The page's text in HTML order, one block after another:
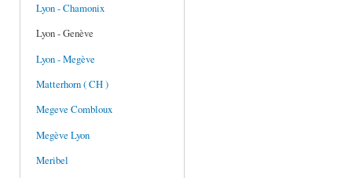
Lyon - Chamonix
Lyon - Genève
Lyon - Megève
Matterhorn ( CH )
Megeve Combloux
Megève Lyon
Meribel